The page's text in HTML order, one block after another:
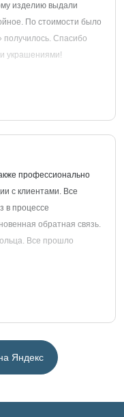
изделию выдали
По стоимости было
получилось. Спасибо
украшениями!
профессионально
с клиентами. Все
в процессе
обратная связь.
Все прошло
Яндекс